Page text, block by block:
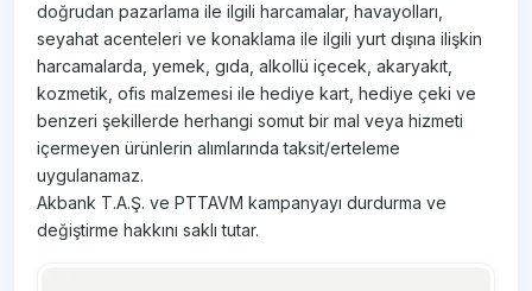
doğrudan pazarlama ile ilgili harcamalar, havayolları,
seyahat acenteleri ve konaklama ile ilgili yurt dışına ilişkin
harcamalarda, yemek, gıda, alkollü içecek, akaryakıt,
kozmetik, ofis malzemesi ile hediye kart, hediye çeki ve
benzeri şekillerde herhangi somut bir mal veya hizmeti
içermeyen ürünlerin alımlarında taksit/erteleme
uygulanamaz.
Akbank T.A.Ş. ve PTTAVM kampanyayı durdurma ve
değiştirme hakkını saklı tutar.